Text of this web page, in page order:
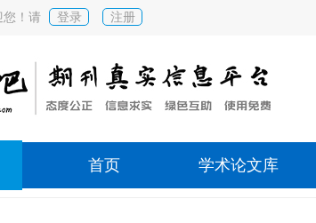
您！请 登录 注册
首页 学术论文库